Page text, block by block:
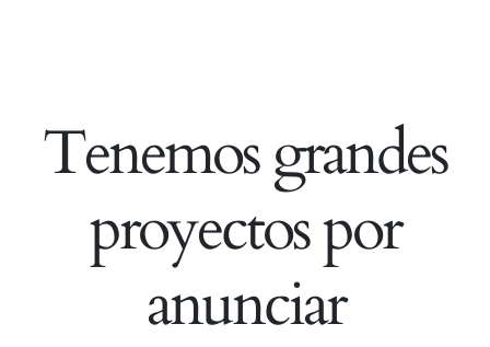
Tenemos grandes
proyectos por
anunciar